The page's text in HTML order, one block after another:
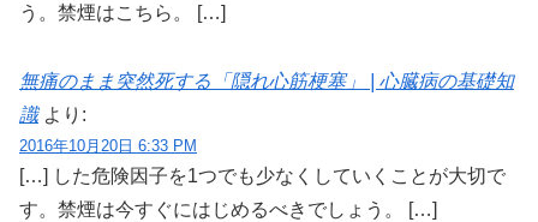
う。禁煙はこちら。 […]
無痛のまま突然死する「隠れ心筋梗塞」 | 心臓病の基礎知
識 より:
2016年10月20日 6:33 PM
[…] した危険因子を1つでも少なくしていくことが大切で
す。禁煙は今すぐにはじめるべきでしょう。 […]